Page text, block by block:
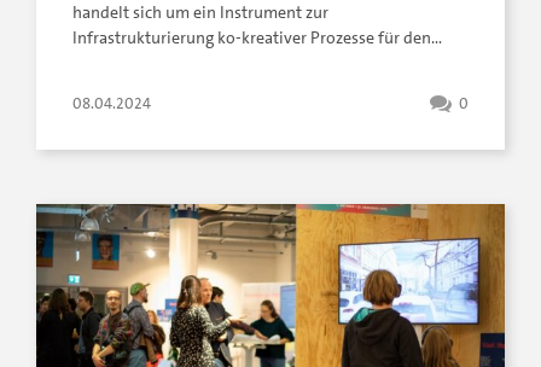
handelt sich um ein Instrument zur
Infrastrukturierung ko-kreativer Prozesse für den…
08.04.2024 0